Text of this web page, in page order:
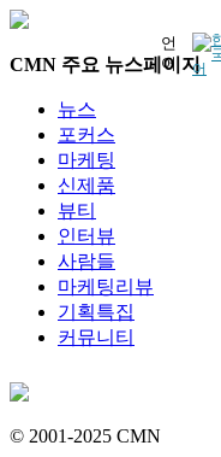
언
어
CMN 주요 뉴스페이지
뉴스
포커스
마케팅
신제품
뷰티
인터뷰
사람들
마케팅리뷰
기획특집
커뮤니티
© 2001-2025 CMN